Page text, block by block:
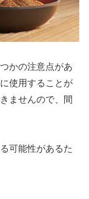
かの注意点があ
使用することが
ませんので、間
可能性があるた